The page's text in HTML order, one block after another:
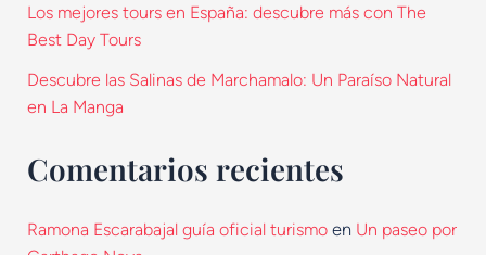
Los mejores tours en España: descubre más con The
Best Day Tours
Descubre las Salinas de Marchamalo: Un Paraíso Natural
en La Manga
Comentarios recientes
Ramona Escarabajal guía oficial turismo en Un paseo por